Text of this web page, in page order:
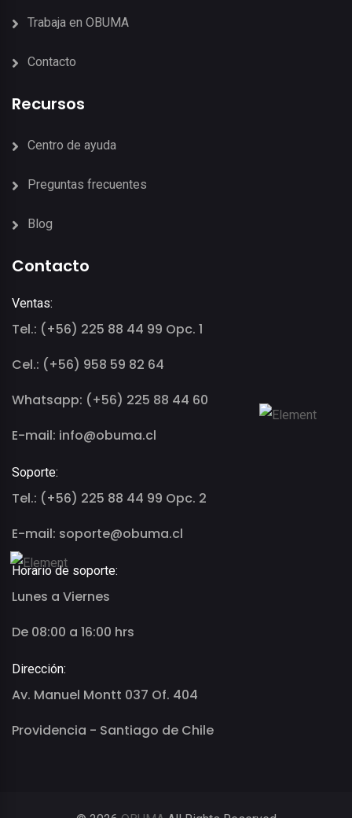
Trabaja en OBUMA
Contacto
Recursos
Centro de ayuda
Preguntas frecuentes
Blog
Contacto
Ventas:
Tel.: (+56) 225 88 44 99 Opc. 1
Cel.: (+56) 958 59 82 64
Whatsapp: (+56) 225 88 44 60
E-mail: info@obuma.cl
Soporte:
Tel.: (+56) 225 88 44 99 Opc. 2
E-mail: soporte@obuma.cl
Horario de soporte:
Lunes a Viernes
De 08:00 a 16:00 hrs
Dirección:
Av. Manuel Montt 037 Of. 404
Providencia - Santiago de Chile